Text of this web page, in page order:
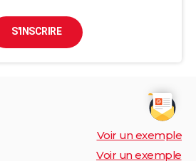
S'INSCRIRE
Voir un exemple
Voir un exemple